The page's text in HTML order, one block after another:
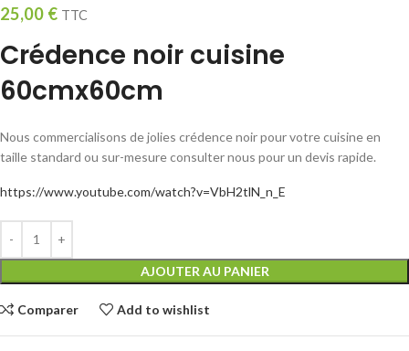
25,00 € TTC
Crédence noir cuisine
60cmx60cm
Nous commercialisons de jolies crédence noir pour votre cuisine en
taille standard ou sur-mesure consulter nous pour un devis rapide.
https://www.youtube.com/watch?v=VbH2tlN_n_E
AJOUTER AU PANIER
Comparer Add to wishlist